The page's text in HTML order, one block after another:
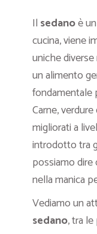
Il sedanoè un
cucina, viene
uniche
un alimento
fondamentale
Carne,
migliorati a
introdotto tra
possiamo
nella manica
Vediamo un
sedano, tra